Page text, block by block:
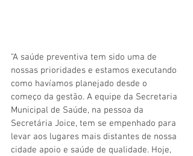
“A saúde preventiva tem sido uma de
nossas prioridades e estamos executando
como havíamos planejado desde o
começo da gestão. A equipe da Secretaria
Municipal de Saúde, na pessoa da
Secretária Joice, tem se empenhado para
levar aos lugares mais distantes de nossa
cidade apoio e saúde de qualidade. Hoje,